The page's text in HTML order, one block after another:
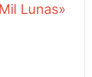
Lunas»